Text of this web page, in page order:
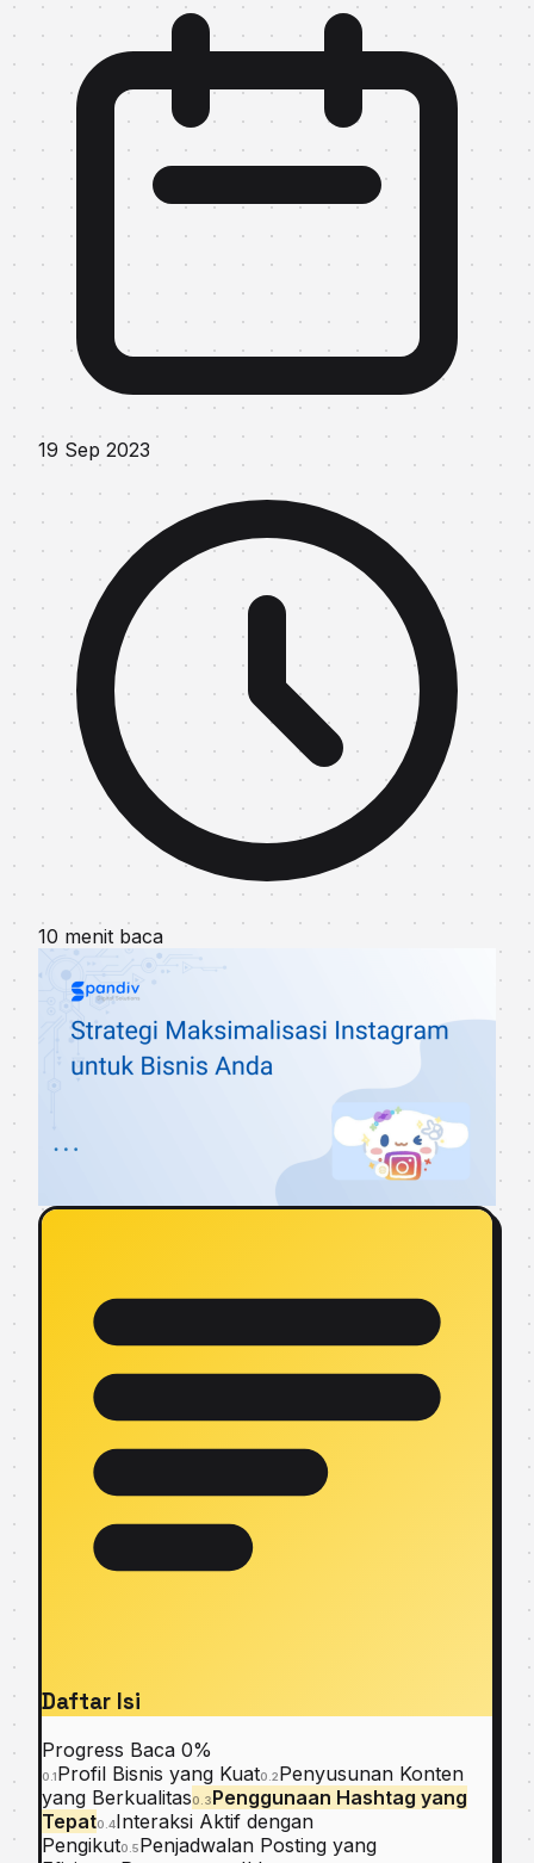
19 Sep 2023
10 menit baca
Daftar Isi
Progress Baca 0%
0.1Profil Bisnis yang Kuat0.2Penyusunan Konten
yang Berkualitas0.3Penggunaan Hashtag yang
Tepat0.4Interaksi Aktif dengan
Pengikut0.5Penjadwalan Posting yang